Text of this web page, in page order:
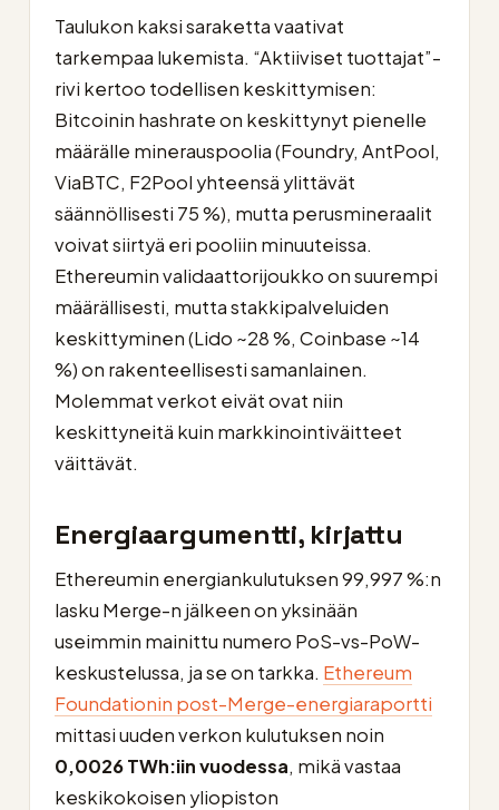
Taulukon kaksi saraketta vaativat
tarkempaa lukemista. “Aktiiviset tuottajat”-
rivi kertoo todellisen keskittymisen:
Bitcoinin hashrate on keskittynyt pienelle
määrälle minerauspoolia (Foundry, AntPool,
ViaBTC, F2Pool yhteensä ylittävät
säännöllisesti 75 %), mutta perusmineraalit
voivat siirtyä eri pooliin minuuteissa.
Ethereumin validaattorijoukko on suurempi
määrällisesti, mutta stakkipalveluiden
keskittyminen (Lido ~28 %, Coinbase ~14
%) on rakenteellisesti samanlainen.
Molemmat verkot eivät ovat niin
keskittyneitä kuin markkinointiväitteet
väittävät.
Energiaargumentti, kirjattu
Ethereumin energiankulutuksen 99,997 %:n
lasku Merge-n jälkeen on yksinään
useimmin mainittu numero PoS-vs-PoW-
keskustelussa, ja se on tarkka. Ethereum
Foundationin post-Merge-energiaraportti
mittasi uuden verkon kulutuksen noin
0,0026 TWh:iin vuodessa, mikä vastaa
keskikokoisen yliopiston